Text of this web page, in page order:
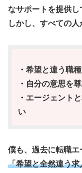
なサポートを提供し
しかし、すべての人
・希望と違う職
・自分の意思を
・エージェント
い
僕も、過去に転職エ
「希望と全然違う